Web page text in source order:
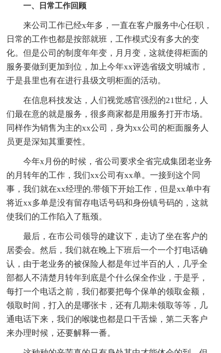
一、日常工作回顾
来公司工作已经x年多，一直在客户服务中心任职，
日常的工作也都是按部就班，工作模式没有多大的变
化。但是公司的制度年年变，月月变，这就使得柜面的
服务要做到更加到位，加上今年xx评选省级文明城市，
于是县里也有在进行县级文明柜面的活动。
在信息科技发达，人们视觉感官强烈的21世纪，人
们最在意的就是服务，很多商家都是用服务打开市场。
同样作为销售为主的xx公司，身为xx公司的柜面服务人
员更是深知其重要性。
今年x月份的时候，省公司要求全省完成集团老业务
的月转年的工作，我们xx公司有xx单。一接到这个同
事，我们就在xx经理的.带领下开始工作，但是xx单中有
将近xx多单是没有留存电话号码和身份镇号码的，这就
使我们的工作陷入了瓶颈。
最后，在市公司领导的建议下，走访了坐在客户的
居委会。然后，我们就在晚上下班后一个一个打电话确
认，由于老业务的被保险人都是年过半百的人，几乎全
部都人不清楚月转年到底是个什么保全作业，于是乎，
每打一个电话之前，我们都要把每个保单的领取金额，
领取时间，打入的是哪张卡，还有几期未领取等等，几
通电话下来，我们的喉咙也都是口干舌燥，第二天客户
来办理时候，还要解释一番。